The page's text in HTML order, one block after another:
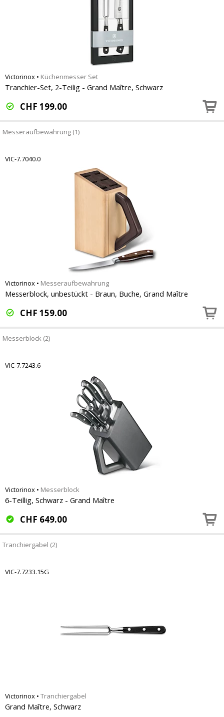
Victorinox • Küchenmesser Set
Tranchier-Set, 2-Teilig - Grand Maître, Schwarz
CHF 199.00
Messeraufbewahrung (1)
VIC-7.7040.0
Victorinox • Messeraufbewahrung
Messerblock, unbestückt - Braun, Buche, Grand Maître
CHF 159.00
Messerblock (2)
VIC-7.7243.6
Victorinox • Messerblock
6-Teillig, Schwarz - Grand Maître
CHF 649.00
Tranchiergabel (2)
VIC-7.7233.15G
Victorinox • Tranchiergabel
Grand Maître, Schwarz